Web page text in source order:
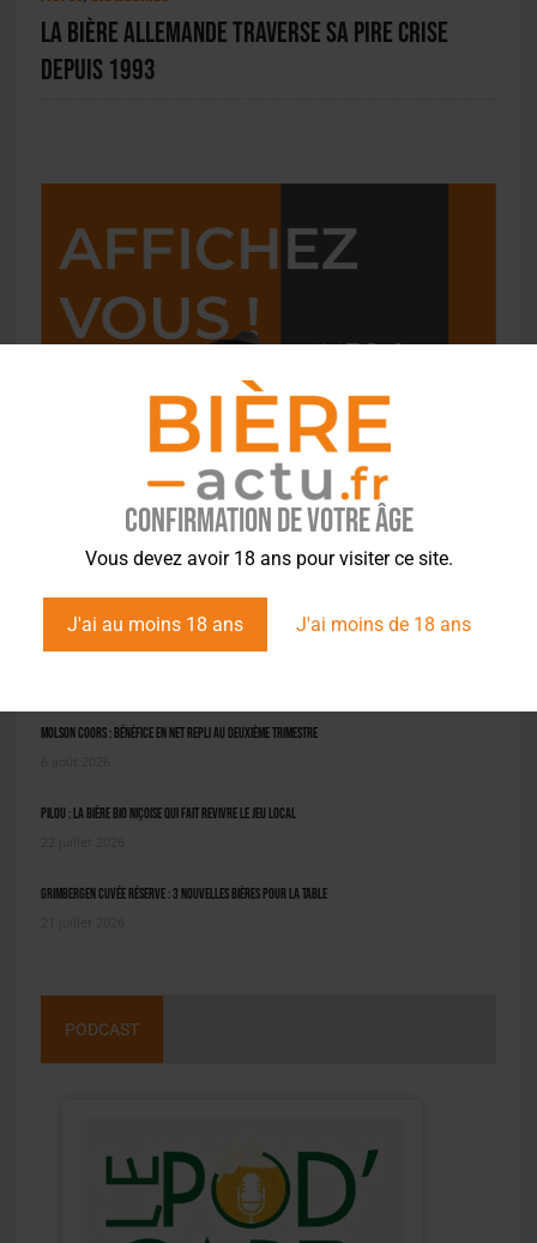
Confirmation de votre âge
Vous devez avoir 18 ans pour visiter ce site.
J'ai au moins 18 ans J'ai moins de 18 ans
La bière allemande traverse sa pire crise
depuis 1993
Molson Coors : bénéfice en net repli au deuxième trimestre
Pilou : la bière bio niçoise qui fait revivre le jeu local
Grimbergen Cuvée Réserve : 3 nouvelles bières pour la table
PODCAST